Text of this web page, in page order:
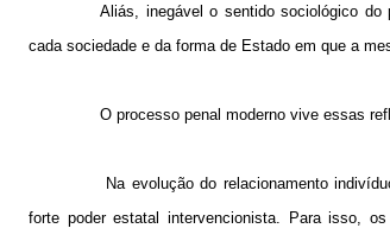
Aliás, inegável o sentido sociológico
cada sociedade e da forma de Estado em que a
O processo penal moderno vive essas
Na evolução do relacionamento
forte poder estatal intervencionista. Para isso,